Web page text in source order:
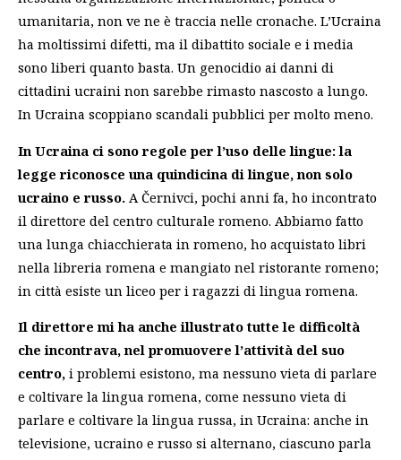
umanitaria, non ve ne è traccia nelle cronache. L’Ucraina
ha moltissimi difetti, ma il dibattito sociale e i media
sono liberi quanto basta. Un genocidio ai danni di
cittadini ucraini non sarebbe rimasto nascosto a lungo.
In Ucraina scoppiano scandali pubblici per molto meno.
In Ucraina ci sono regole per l’uso delle lingue: la
legge riconosce una quindicina di lingue, non solo
ucraino e russo. A Černivci, pochi anni fa, ho incontrato
il direttore del centro culturale romeno. Abbiamo fatto
una lunga chiacchierata in romeno, ho acquistato libri
nella libreria romena e mangiato nel ristorante romeno;
in città esiste un liceo per i ragazzi di lingua romena.
Il direttore mi ha anche illustrato tutte le difficoltà
che incontrava, nel promuovere l’attività del suo
centro, i problemi esistono, ma nessuno vieta di parlare
e coltivare la lingua romena, come nessuno vieta di
parlare e coltivare la lingua russa, in Ucraina: anche in
televisione, ucraino e russo si alternano, ciascuno parla